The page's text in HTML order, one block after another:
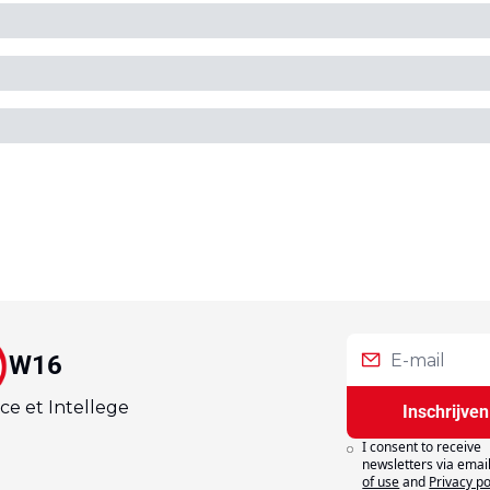
W16
et Intellege Inschrijven
I consent to receive
newsletters via
of useand Privacy